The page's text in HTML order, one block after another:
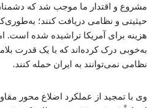
مشروع و اقتدار ما موجب شد که
حیثیتی و نظامی دریافت کنند؛ به‌طوری‌که
هزینه برای آمریکا تراشیده شده است.
به‌خوبی درک کرده‌اند که با یک قدرت
نظامی نمی‌توانند به ایران حمله کنند.
وی با تمجید از عملکرد اضلاع محور